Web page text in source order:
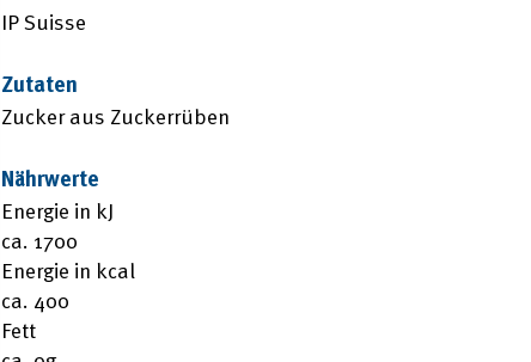
IP Suisse
Zutaten
Zucker aus Zuckerrüben
Nährwerte
Energie in kJ
ca. 1700
Energie in kcal
ca. 400
Fett